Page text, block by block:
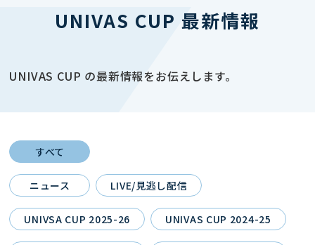
UNIVAS CUP 最新情報
UNIVAS CUP の最新情報をお伝えします。
すべて
ニュース LIVE/見逃し配信
UNIVSA CUP 2025-26 UNIVAS CUP 2024-25